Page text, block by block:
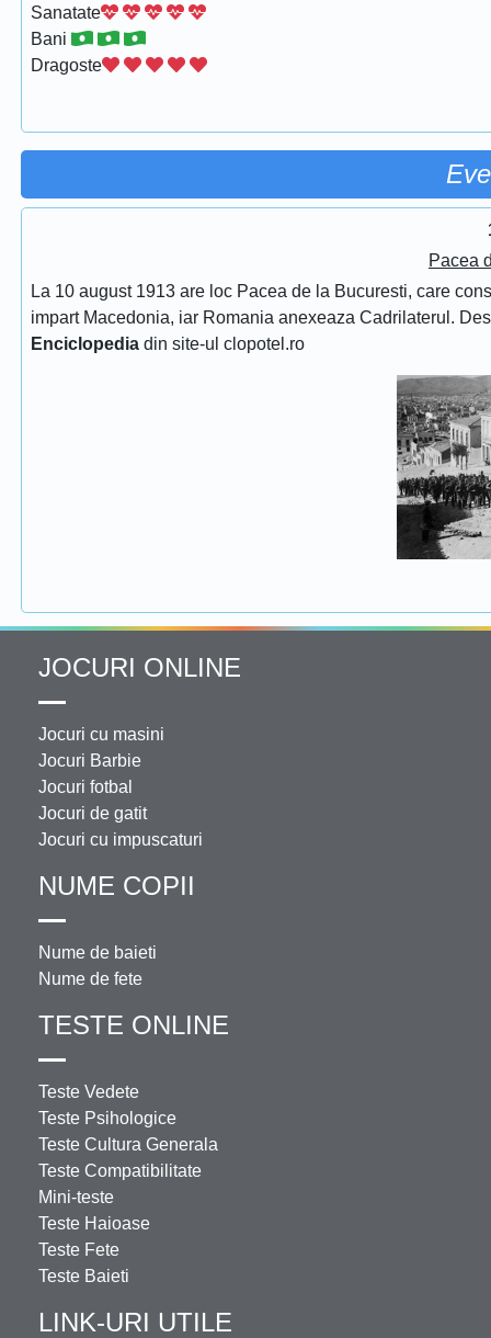
Sanatate
Bani
Dragoste
Pacea
La 10 august 1913 are loc Pacea de la Bucuresti, care
impart Macedonia, iar Romania anexeaza Cadrilaterul.
Enciclopedia din site-ul clopotel.ro
JOCURI ONLINE
Jocuri cu masini
Jocuri Barbie
Jocuri fotbal
Jocuri de gatit
Jocuri cu impuscaturi
NUME COPII
Nume de baieti
Nume de fete
TESTE ONLINE
Teste Vedete
Teste Psihologice
Teste Cultura Generala
Teste Compatibilitate
Mini-teste
Teste Haioase
Teste Fete
Teste Baieti
LINK-URI UTILE